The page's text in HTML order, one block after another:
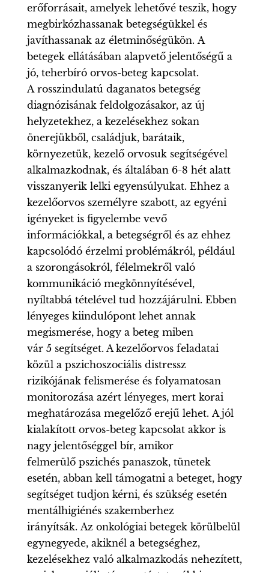
erőforrásait, amelyek lehetővé teszik, hogy
megbirkózhassanak betegségükkel és
javíthassanak az életminőségükön. A
betegek ellátásában alapvető jelentőségű a
jó, teherbíró orvos-beteg kapcsolat.
A rosszindulatú daganatos betegség
diagnózisának feldolgozásakor, az új
helyzetekhez, a kezelésekhez sokan
önerejükből, családjuk, barátaik,
környezetük, kezelő orvosuk segítségével
alkalmazkodnak, és általában 6-8 hét alatt
visszanyerik lelki egyensúlyukat. Ehhez a
kezelőorvos személyre szabott, az egyéni
igényeket is figyelembe vevő
információkkal, a betegségről és az ehhez
kapcsolódó érzelmi problémákról, például
a szorongásokról, félelmekről való
kommunikáció megkönnyítésével,
nyíltabbá tételével tud hozzájárulni. Ebben
lényeges kiindulópont lehet annak
megismerése, hogy a beteg miben
vár 5 segítséget. A kezelőorvos feladatai
közül a pszichoszociális distressz
rizikójának felismerése és folyamatosan
monitorozása azért lényeges, mert korai
meghatározása megelőző erejű lehet. A jól
kialakított orvos-beteg kapcsolat akkor is
nagy jelentőséggel bír, amikor
felmerülő pszichés panaszok, tünetek
esetén, abban kell támogatni a beteget, hogy
segítséget tudjon kérni, és szükség esetén
mentálhigiénés szakemberhez
irányítsák. Az onkológiai betegek körülbelül
egynegyede, akiknél a betegséghez,
kezelésekhez való alkalmazkodás nehezített,